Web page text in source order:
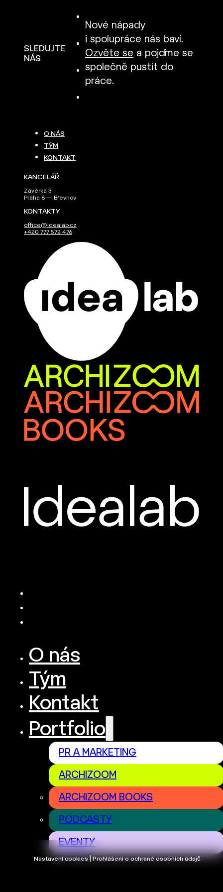
SLEDUJTE
NÁS
Nové nápady
i spolupráce nás baví.
Ozvěte se a pojďme se
společně pustit do
práce.
O NÁS
TÝM
KONTAKT
KANCELÁŘ
Závěrka 3
Praha 6 — Břevnov
KONTAKTY
office@idealab.cz
+420 777 572 476
Nastavení cookies | Prohlášení o ochraně osobních údajů
O nás
Tým
Kontakt
Portfolio
PR A MARKETING
ARCHIZOOM
ARCHIZOOM BOOKS
PODCASTY
EVENTY